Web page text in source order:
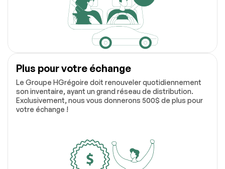
Plus pour votre échange
Le Groupe HGrégoire doit renouveler quotidiennement
son inventaire, ayant un grand réseau de distribution.
Exclusivement, nous vous donnerons 500$ de plus pour
votre échange !